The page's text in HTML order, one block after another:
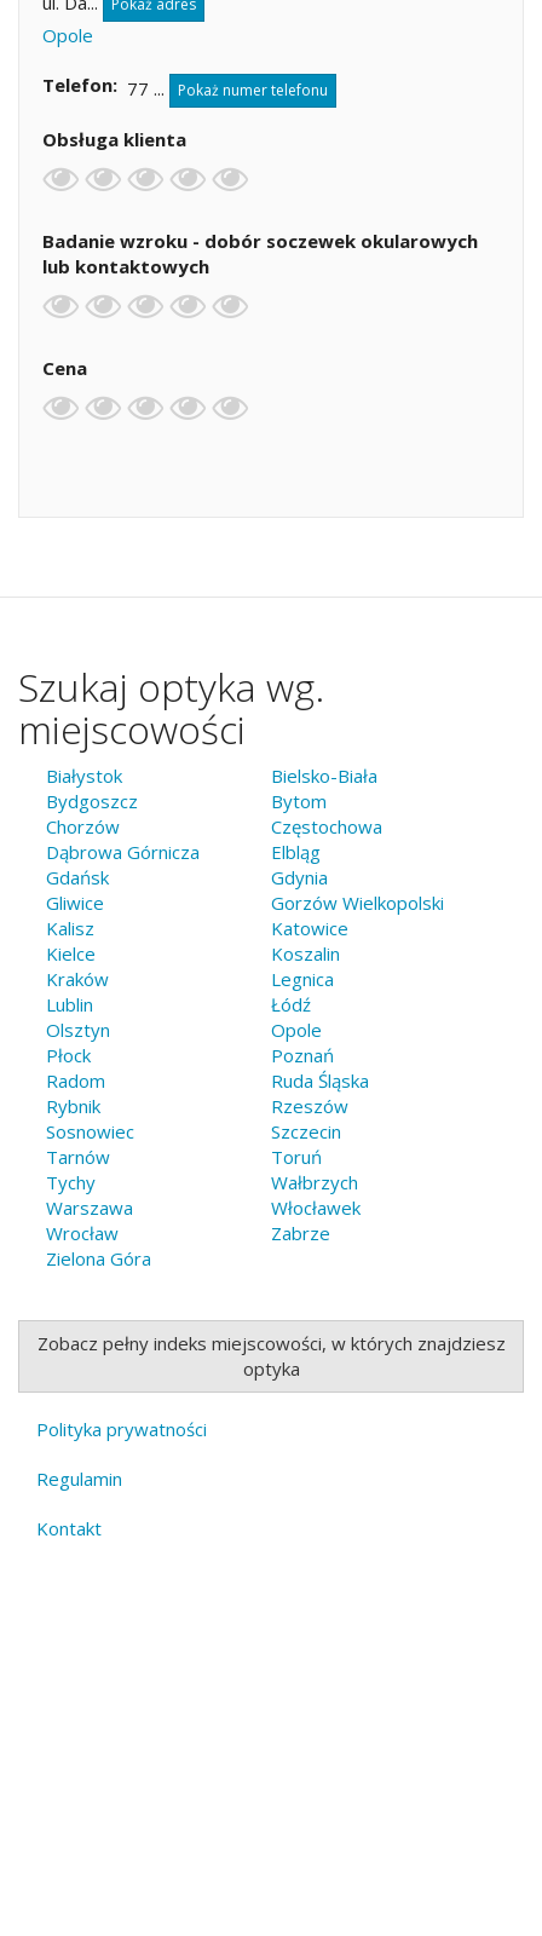
Pokaż adres
Opole
Telefon 77 ... Pokaż numer telefonu
Obsługa klienta
Badanie wzroku - dobór soczewek okularowych
lub kontaktowych
Cena
Szukaj optyka wg.
miejscowości
Białystok
Bielsko-Biała
Bydgoszcz
Bytom
Chorzów
Częstochowa
Dąbrowa Górnicza
Elbląg
Gdańsk
Gdynia
Gliwice
Gorzów Wielkopolski
Kalisz
Katowice
Kielce
Koszalin
Kraków
Legnica
Lublin
Łódź
Olsztyn
Opole
Płock
Poznań
Radom
Ruda Śląska
Rybnik
Rzeszów
Sosnowiec
Szczecin
Tarnów
Toruń
Tychy
Wałbrzych
Warszawa
Włocławek
Wrocław
Zabrze
Zielona Góra
Zobacz pełny indeks miejscowości, w których znajdziesz
optyka
Footer
menu
Polityka prywatności
Regulamin
Kontakt